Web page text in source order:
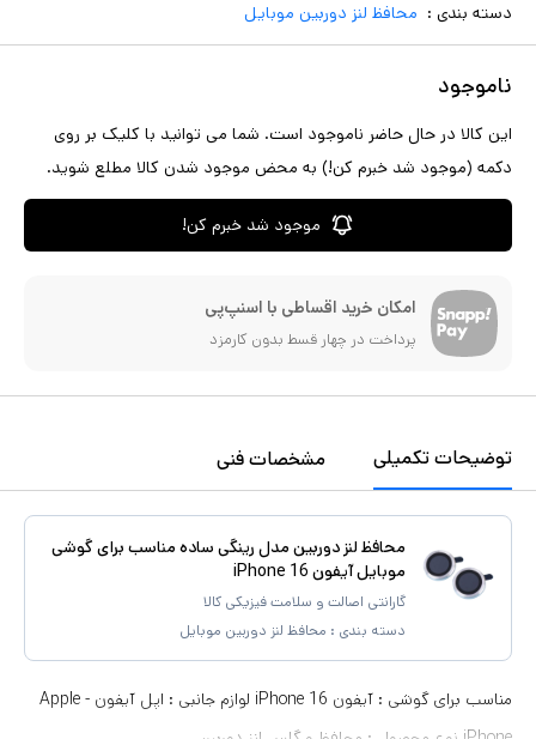
دسته بندی : محافظ لنز دوربین موبایل
ناموجود
این کالا در حال حاضر ناموجود است. شما می توانید با کلیک بر روی
دکمه (موجود شد خبرم کن!) به محض موجود شدن کالا مطلع شوید.
موجود شد خبرم کن!
امکان خرید اقساطی با اسنپ‌پی
پرداخت در چهار قسط بدون کارمزد
توضیحات تکمیلی مشخصات فنی
محافظ لنز دوربین مدل رینگی ساده مناسب برای گوشی
موبایل آیفون iPhone 16
گارانتی اصالت و سلامت فیزیکی کالا
دسته بندی : محافظ لنز دوربین موبایل
مناسب برای گوشی : آیفون iPhone 16 لوازم جانبی : اپل آیفون - Apple